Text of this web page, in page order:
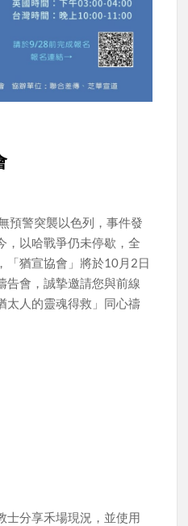
預警突襲以色列，事件發
，以哈戰爭仍未停歇，全
「猶宣協會」將於10月2日
告會，誠摯邀請您與前線
太人的靈魂得救」同心禱
士分享禾場現況，並使用